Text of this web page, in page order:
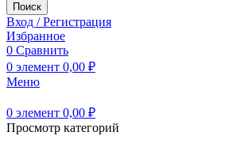
Поиск
Вход / Регистрация
Избранное
0 Сравнить
0 элемент 0,00 ₽
Меню
0 элемент 0,00 ₽
Просмотр категорий